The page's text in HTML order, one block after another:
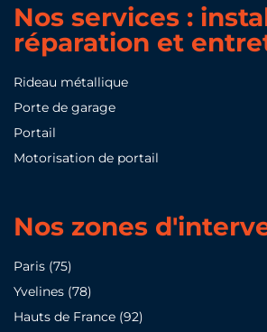
Nos services :
réparation et
Rideau métallique
Porte de garage
Portail
Motorisation de portail
Nos zones
Paris (75)
Yvelines (78)
Hauts de France (92)